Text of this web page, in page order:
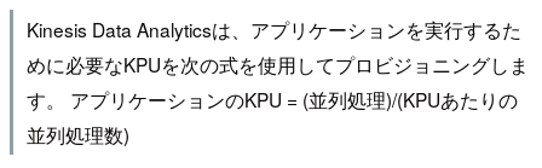
Kinesis Data Analyticsは、アプリケーションを実行するた
めに必要なKPUを次の式を使用してプロビジョニングしま
す。 アプリケーションのKPU = (並列処理)/(KPUあたりの
並列処理数)